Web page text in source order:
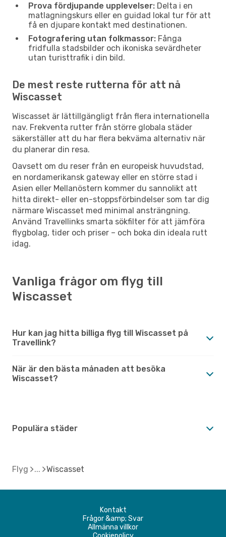
Prova fördjupande upplevelser: Delta i en
matlagningskurs eller en guidad lokal tur för att
få en djupare kontakt med destinationen.
Fotografering utan folkmassor: Fånga
fridfulla stadsbilder och ikoniska sevärdheter
utan turisttrafik i din bild.
De mest reste rutterna för att nå
Wiscasset
Wiscasset är lättillgängligt från flera internationella
nav. Frekventa rutter från större globala städer
säkerställer att du har flera bekväma alternativ när
du planerar din resa.
Oavsett om du reser från en europeisk huvudstad,
en nordamerikansk gateway eller en större stad i
Asien eller Mellanöstern kommer du sannolikt att
hitta direkt- eller en-stoppsförbindelser som tar dig
närmare Wiscasset med minimal ansträngning.
Använd Travellinks smarta sökfilter för att jämföra
flygbolag, tider och priser – och boka din ideala rutt
idag.
Vanliga frågor om flyg till
Wiscasset
Hur kan jag hitta billiga flyg till Wiscasset på
Travellink?
När är den bästa månaden att besöka
Wiscasset?
Populära städer
Flyg Wiscasset
Kontakt
Frågor &amp; Svar
Allmänna villkor